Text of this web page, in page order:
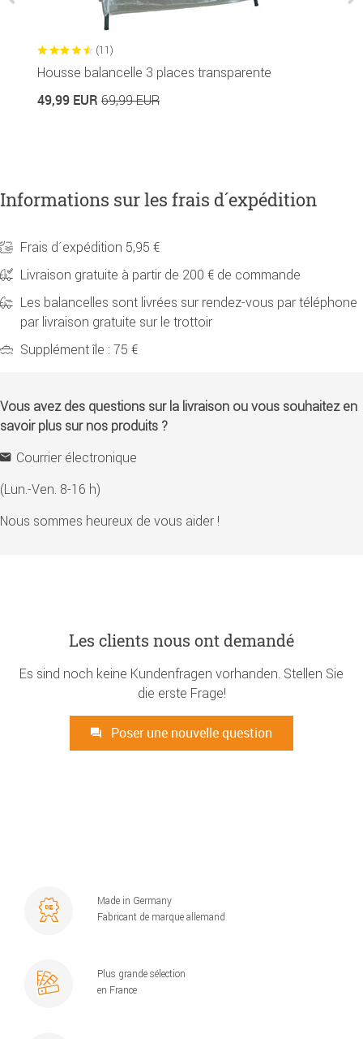
(11)
Housse balancelle 3 places transparente
49,99 EUR 69,99 EUR
Informations sur les frais d´expédition
Frais d´expédition 5,95 €
Livraison gratuite à partir de 200 € de commande
Les balancelles sont livrées sur rendez-vous par téléphone
par livraison gratuite sur le trottoir
Supplément île : 75 €
Vous avez des questions sur la livraison ou vous souhaitez en
savoir plus sur nos produits ?
Courrier électronique
(Lun.-Ven. 8-16 h)
Nous sommes heureux de vous aider !
Les clients nous ont demandé
Es sind noch keine Kundenfragen vorhanden. Stellen Sie
die erste Frage!
Poser une nouvelle question
Made in Germany
Fabricant de marque allemand
Plus grande sélection
en France